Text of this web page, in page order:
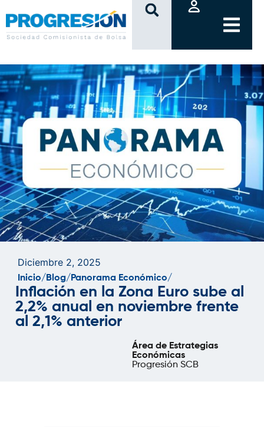
clic
Diciembre 2, 2025
Inicio/ Blog/ Panorama Económico/
Inflación en la Zona Euro sube al
2,2% anual en noviembre frente
al 2,1% anterior
Área de Estrategias
Económicas
Progresión SCB